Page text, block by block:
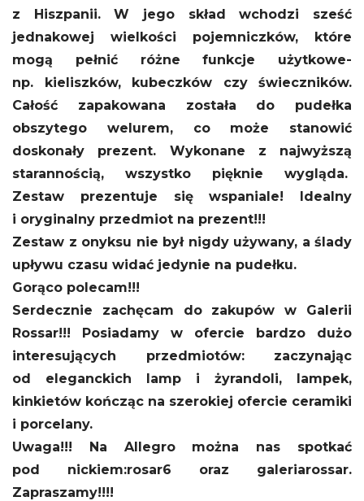
z Hiszpanii. W jego skład wchodzi sześć
jednakowej wielkości pojemniczków, które
mogą pełnić różne funkcje użytkowe-
np. kieliszków, kubeczków czy świeczników.
Całość zapakowana została do pudełka
obszytego welurem, co może stanowić
doskonały prezent. Wykonane z najwyższą
starannością, wszystko pięknie wygląda.
Zestaw prezentuje się wspaniale! Idealny
i oryginalny przedmiot na prezent!!!
Zestaw z onyksu nie był nigdy używany, a ślady
upływu czasu widać jedynie na pudełku.
Gorąco polecam!!!
Serdecznie zachęcam do zakupów w Galerii
Rossar!!! Posiadamy w ofercie bardzo dużo
interesujących przedmiotów: zaczynając
od eleganckich lamp i żyrandoli, lampek,
kinkietów kończąc na szerokiej ofercie ceramiki
i porcelany.
Uwaga!!! Na Allegro można nas spotkać
pod nickiem:rosar6 oraz galeriarossar.
Zapraszamy!!!!